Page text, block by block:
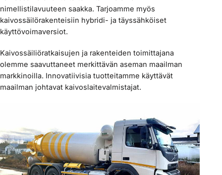
nimellistilavuuteen saakka. Tarjoamme myös
kaivossäilörakenteisiin hybridi- ja täyssähköiset
käyttövoimaversiot.
Kaivossäiliöratkaisujen ja rakenteiden toimittajana
olemme saavuttaneet merkittävän aseman maailman
markkinoilla. Innovatiivisia tuotteitamme käyttävät
maailman johtavat kaivoslaitevalmistajat.